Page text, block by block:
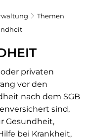
Themen
privaten
vor den
nach dem SGB
sind,
Gesundheit,
bei Krankheit,